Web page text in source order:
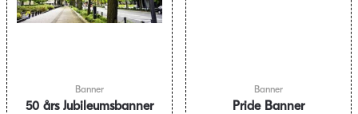
Banner
50 års Jubileumsbanner
Banner
Pride Banner